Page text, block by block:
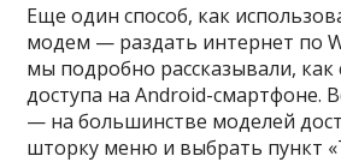
Еще один способ, как
модем — раздать интернет по
мы подробно рассказывали, как
доступа на Android-смартфоне.
— на большинстве моделей
шторку меню и выбрать пункт